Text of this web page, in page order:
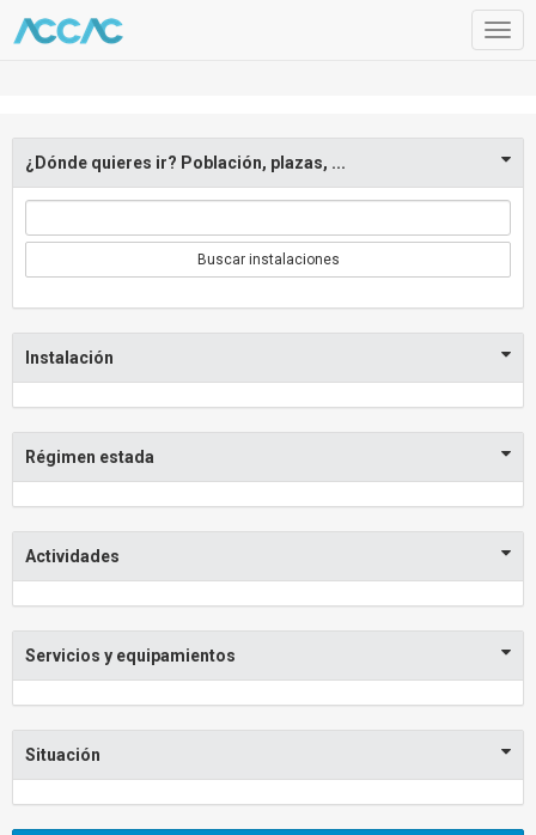
¿Dónde quieres ir? Población, plazas, ...
Buscar instalaciones
Instalación
Régimen estada
Actividades
Servicios y equipamientos
Situación